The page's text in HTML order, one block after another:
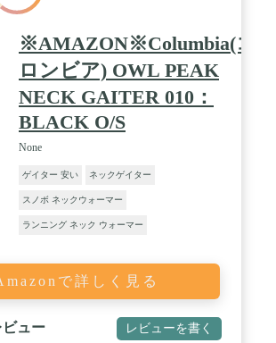
※AMAZON※Columbia(コ
ロンビア) OWL PEAK
NECK GAITER 010：
BLACK O/S
None
ゲイター 安い ネックゲイター
スノボ ネックウォーマー
ランニング ネック ウォーマー
で詳しく見る
ュー レビューを書く